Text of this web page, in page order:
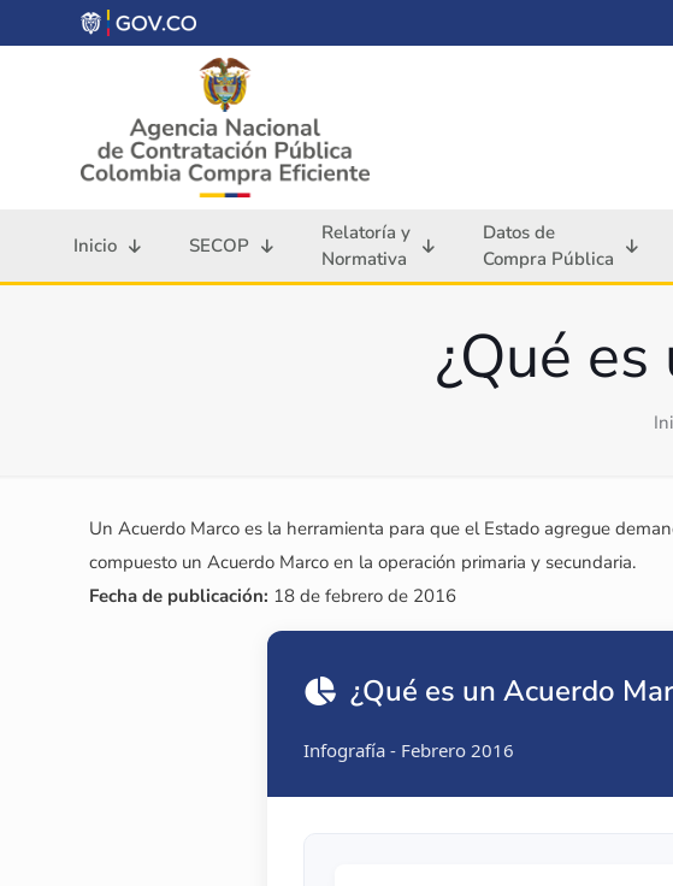
Inicio SECOP
Relatoría y
Normativa
Datos de
Compra Pública
¿Qué
Un Acuerdo Marco es la herramienta para que el Estado agregue
compuesto un Acuerdo Marco en la operación primaria y secundaria.
Fecha de publicación: 18 de febrero de 2016
¿Qué es un Acuerdo
Infografía - Febrero 2016